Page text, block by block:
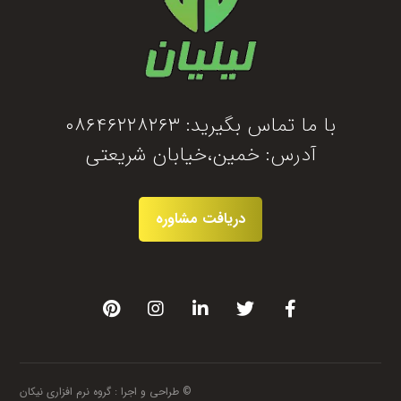
با ما تماس بگیرید: ۰۸۶۴۶۲۲۸۲۶۳
آدرس: خمین،خیابان شریعتی
دریافت مشاوره
© طراحی و اجرا : گروه نرم افزاری نیکان